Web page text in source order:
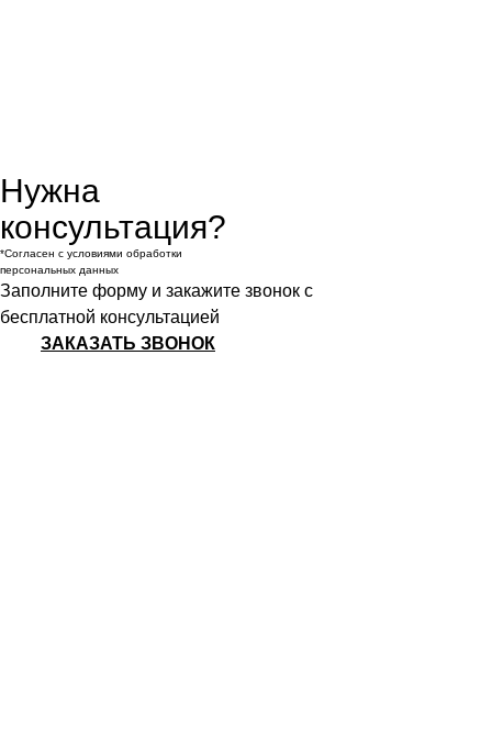
Нужна
консультация?
*Согласен с условиями обработки
персональных данных
Заполните форму и закажите звонок с
бесплатной консультацией
ЗАКАЗАТЬ ЗВОНОК